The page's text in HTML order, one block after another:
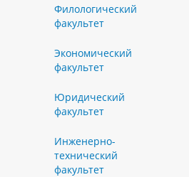
Филологический
факультет
Экономический
факультет
Юридический
факультет
Инженерно-
технический
факультет